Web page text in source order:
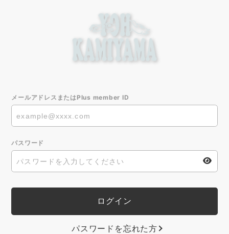
メールアドレスまたはPlus member ID
パスワード
パスワードを忘れた方